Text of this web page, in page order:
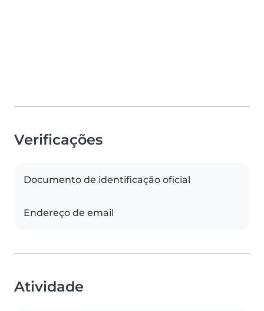
Verificações
Documento de identificação oficial
Endereço de email
Atividade